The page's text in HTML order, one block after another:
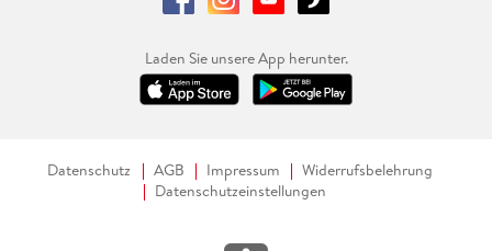
Laden Sie unsere App herunter.
Datenschutz AGB Impressum
Widerrufsbelehrung
Datenschutzeinstellungen